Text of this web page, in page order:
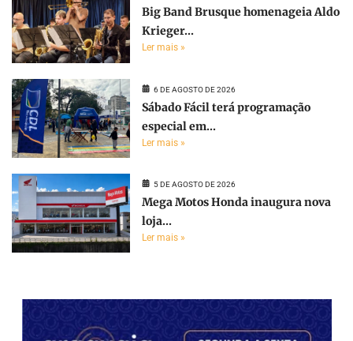
Big Band Brusque homenageia Aldo
Krieger...
Ler mais »
6 DE AGOSTO DE 2026
Sábado Fácil terá programação
especial em...
Ler mais »
5 DE AGOSTO DE 2026
Mega Motos Honda inaugura nova
loja...
Ler mais »